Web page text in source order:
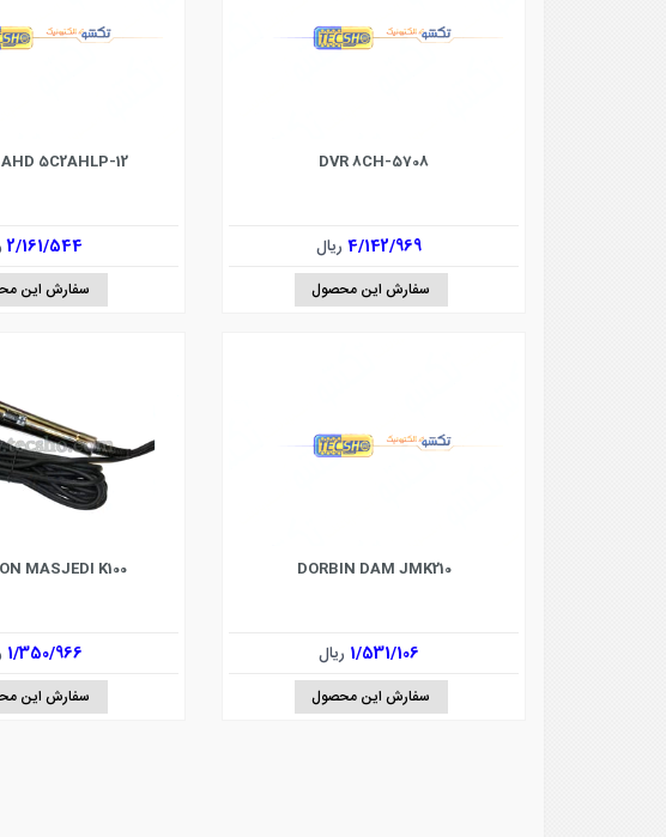
DVR 8CH-5708
4/142/969ریال
سفارش این محصول
5C2AHLP-12
2/161/544
سفارش این
DORBIN DAM JMK210
1/531/106 ریال
سفارش این محصول
MASJEDI K100
1/350/966
سفارش این